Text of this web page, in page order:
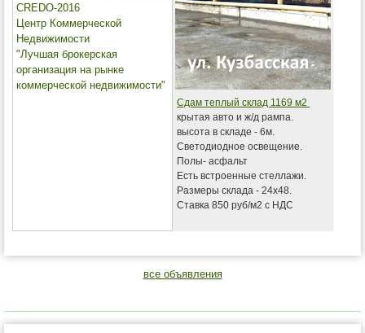
CREDO-2016
Центр Коммерческой
Недвижимости
"Лучшая брокерская
организация на рынке
коммерческой недвижимости"
Сдам теплый склад 1169 м2
крытая авто и ж/д рампа.
высота в складе - 6м.
Светодиодное освещение.
Полы- асфальт
Есть встроенные стеллажи.
Размеры склада - 24х48.
Ставка 850 руб/м2 с НДС
все объявления